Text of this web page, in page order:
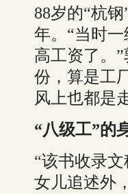
88岁的“杭
年。“当时
高工资了。
份，算是工
风上也都是
“八级工”的
“该书收录
女儿追述外